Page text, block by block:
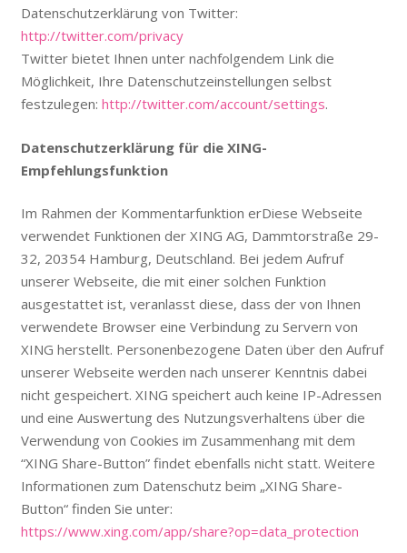
Datenschutzerklärung von Twitter:
http://twitter.com/privacy
Twitter bietet Ihnen unter nachfolgendem Link die
Möglichkeit, Ihre Datenschutzeinstellungen selbst
festzulegen: http://twitter.com/account/settings.
Datenschutzerklärung für die XING-
Empfehlungsfunktion
Im Rahmen der Kommentarfunktion erDiese Webseite
verwendet Funktionen der XING AG, Dammtorstraße 29-
32, 20354 Hamburg, Deutschland. Bei jedem Aufruf
unserer Webseite, die mit einer solchen Funktion
ausgestattet ist, veranlasst diese, dass der von Ihnen
verwendete Browser eine Verbindung zu Servern von
XING herstellt. Personenbezogene Daten über den Aufruf
unserer Webseite werden nach unserer Kenntnis dabei
nicht gespeichert. XING speichert auch keine IP-Adressen
und eine Auswertung des Nutzungsverhaltens über die
Verwendung von Cookies im Zusammenhang mit dem
“XING Share-Button” findet ebenfalls nicht statt. Weitere
Informationen zum Datenschutz beim „XING Share-
Button“ finden Sie unter:
https://www.xing.com/app/share?op=data_protection